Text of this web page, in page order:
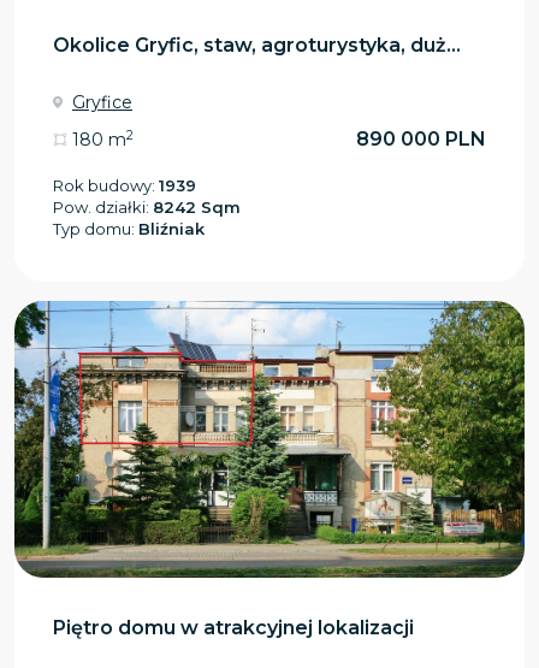
Okolice Gryfic, staw, agroturystyka, duż...
Gryfice
180 m2 890 000 PLN
Rok budowy: 1939
Pow. działki: 8242 Sqm
Typ domu: Bliźniak
Piętro domu w atrakcyjnej lokalizacji